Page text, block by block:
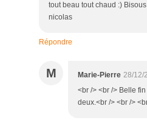
tout beau tout chaud :)
nicolas
Répondre
M Marie-Pierre 28/12/
<br /> <br /> Belle
deux.<br /> <br />